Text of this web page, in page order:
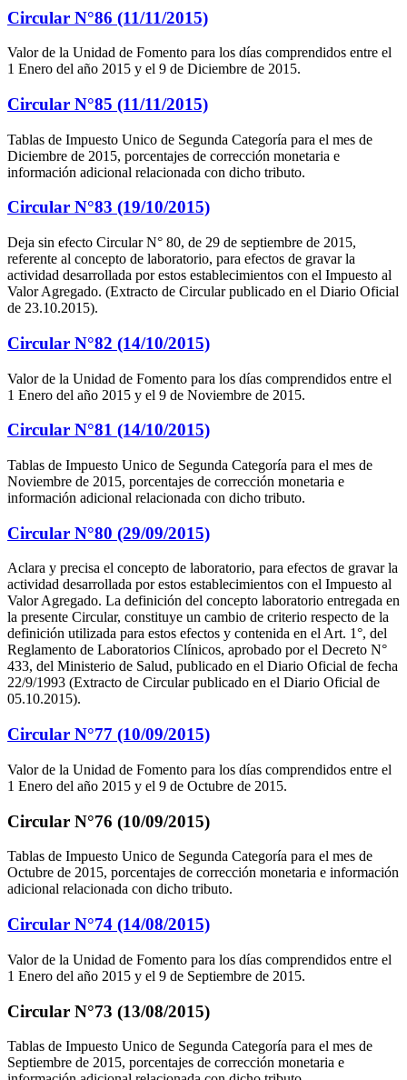
Circular N°86 (11/11/2015)
Valor de la Unidad de Fomento para los días comprendidos entre el
1 Enero del año 2015 y el 9 de Diciembre de 2015.
Circular N°85 (11/11/2015)
Tablas de Impuesto Unico de Segunda Categoría para el mes de
Diciembre de 2015, porcentajes de corrección monetaria e
información adicional relacionada con dicho tributo.
Circular N°83 (19/10/2015)
Deja sin efecto Circular N° 80, de 29 de septiembre de 2015,
referente al concepto de laboratorio, para efectos de gravar la
actividad desarrollada por estos establecimientos con el Impuesto al
Valor Agregado. (Extracto de Circular publicado en el Diario Oficial
de 23.10.2015).
Circular N°82 (14/10/2015)
Valor de la Unidad de Fomento para los días comprendidos entre el
1 Enero del año 2015 y el 9 de Noviembre de 2015.
Circular N°81 (14/10/2015)
Tablas de Impuesto Unico de Segunda Categoría para el mes de
Noviembre de 2015, porcentajes de corrección monetaria e
información adicional relacionada con dicho tributo.
Circular N°80 (29/09/2015)
Aclara y precisa el concepto de laboratorio, para efectos de gravar la
actividad desarrollada por estos establecimientos con el Impuesto al
Valor Agregado. La definición del concepto laboratorio entregada en
la presente Circular, constituye un cambio de criterio respecto de la
definición utilizada para estos efectos y contenida en el Art. 1°, del
Reglamento de Laboratorios Clínicos, aprobado por el Decreto N°
433, del Ministerio de Salud, publicado en el Diario Oficial de fecha
22/9/1993 (Extracto de Circular publicado en el Diario Oficial de
05.10.2015).
Circular N°77 (10/09/2015)
Valor de la Unidad de Fomento para los días comprendidos entre el
1 Enero del año 2015 y el 9 de Octubre de 2015.
Circular N°76 (10/09/2015)
Tablas de Impuesto Unico de Segunda Categoría para el mes de
Octubre de 2015, porcentajes de corrección monetaria e información
adicional relacionada con dicho tributo.
Circular N°74 (14/08/2015)
Valor de la Unidad de Fomento para los días comprendidos entre el
1 Enero del año 2015 y el 9 de Septiembre de 2015.
Circular N°73 (13/08/2015)
Tablas de Impuesto Unico de Segunda Categoría para el mes de
Septiembre de 2015, porcentajes de corrección monetaria e